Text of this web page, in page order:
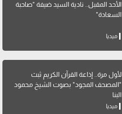
الأحد المقبل.. نادية السيد ضيفة "صاحبة
السعادة"
ميديا
لأول مرة.. إذاعة القرآن الكريم ثبث
"المصحف المجود" بصوت الشيخ محمود
البنا
ميديا